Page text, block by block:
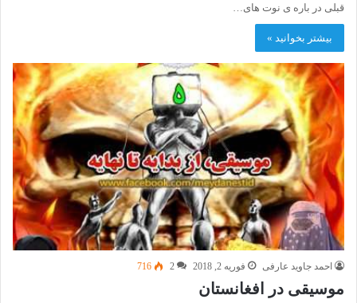
قبلی در باره ی نوت های…
بیشتر بخوانید »
احمد جاوید عارفی فوریه 2, 2018 2
716
موسیقی در افغانستان